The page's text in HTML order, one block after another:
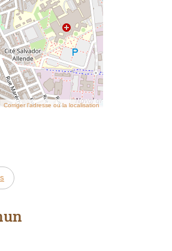
Corriger l’adresse ou la localisation